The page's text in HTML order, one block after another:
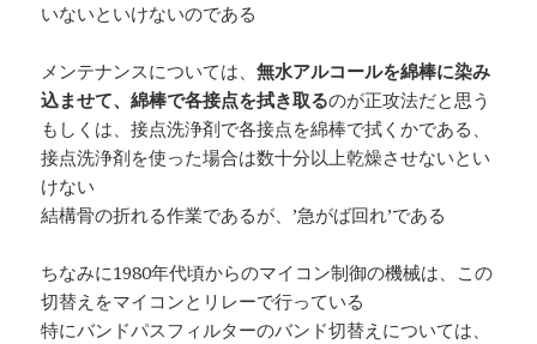
いないといけないのである
メンテナンスについては、無水アルコールを綿棒に染み
込ませて、綿棒で各接点を拭き取るのが正攻法だと思う
もしくは、接点洗浄剤で各接点を綿棒で拭くかである、
接点洗浄剤を使った場合は数十分以上乾燥させないとい
けない
結構骨の折れる作業であるが、’急がば回れ’である
ちなみに1980年代頃からのマイコン制御の機械は、この
切替えをマイコンとリレーで行っている
特にバンドパスフィルターのバンド切替えについては、